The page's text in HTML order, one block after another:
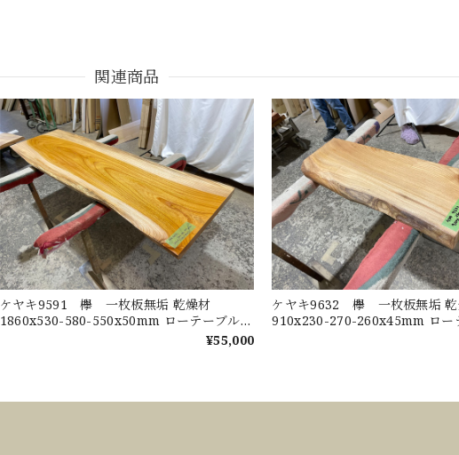
関連商品
ケヤキ9591 欅 一枚板無垢 乾燥材
1860x530-580-550x50mm ローテーブル
センターテーブル ダイニングテーブル カ
¥55,000
ケヤキ9632 欅 一枚板無垢
910x230-270-260x45mm ロ